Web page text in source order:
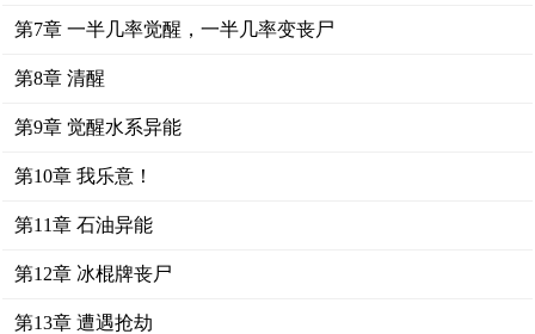
第7章 一半几率觉醒，一半几率变丧尸
第8章 清醒
第9章 觉醒水系异能
第10章 我乐意！
第11章 石油异能
第12章 冰棍牌丧尸
第13章 遭遇抢劫